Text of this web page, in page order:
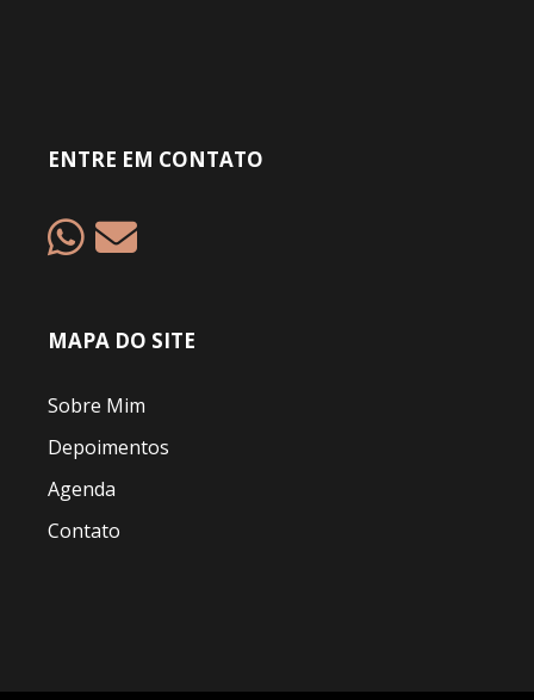
ENTRE EM CONTATO
MAPA DO SITE
Sobre Mim
Depoimentos
Agenda
Contato